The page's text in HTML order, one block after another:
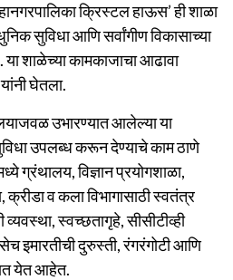
क्रिस्टल हाऊस’ ही शाळा
सुविधा आणि सर्वांगीण विकासाच्या
शाळेच्या कामकाजाचा आढावा
घेतला.
उभारण्यात आलेल्या या
उपलब्ध करून देण्याचे काम ठाणे
ग्रंथालय, विज्ञान प्रयोगशाळा,
व कला विभागासाठी स्वतंत्र
व्यवस्था, स्वच्छतागृहे, सीसीटीव्ही
इमारतीची दुरुस्ती, रंगरंगोटी आणि
येत आहेत.